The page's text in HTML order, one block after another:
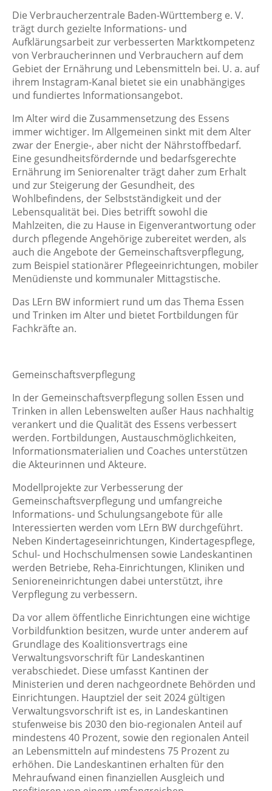
Die Verbraucherzentrale Baden-Württemberg e. V.
trägt durch gezielte Informations- und
Aufklärungsarbeit zur verbesserten Marktkompetenz
von Verbraucherinnen und Verbrauchern auf dem
Gebiet der Ernährung und Lebensmitteln bei. U. a. auf
ihrem Instagram-Kanal bietet sie ein unabhängiges
und fundiertes Informationsangebot.
Im Alter wird die Zusammensetzung des Essens
immer wichtiger. Im Allgemeinen sinkt mit dem Alter
zwar der Energie-, aber nicht der Nährstoffbedarf.
Eine gesundheitsfördernde und bedarfsgerechte
Ernährung im Seniorenalter trägt daher zum Erhalt
und zur Steigerung der Gesundheit, des
Wohlbefindens, der Selbstständigkeit und der
Lebensqualität bei. Dies betrifft sowohl die
Mahlzeiten, die zu Hause in Eigenverantwortung oder
durch pflegende Angehörige zubereitet werden, als
auch die Angebote der Gemeinschaftsverpflegung,
zum Beispiel stationärer Pflegeeinrichtungen, mobiler
Menüdienste und kommunaler Mittagstische.
Das LErn BW informiert rund um das Thema Essen
und Trinken im Alter und bietet Fortbildungen für
Fachkräfte an.
Gemeinschaftsverpflegung
In der Gemeinschaftsverpflegung sollen Essen und
Trinken in allen Lebenswelten außer Haus nachhaltig
verankert und die Qualität des Essens verbessert
werden. Fortbildungen, Austauschmöglichkeiten,
Informationsmaterialien und Coaches unterstützen
die Akteurinnen und Akteure.
Modellprojekte zur Verbesserung der
Gemeinschaftsverpflegung und umfangreiche
Informations- und Schulungsangebote für alle
Interessierten werden vom LErn BW durchgeführt.
Neben Kindertageseinrichtungen, Kindertagespflege,
Schul- und Hochschulmensen sowie Landeskantinen
werden Betriebe, Reha-Einrichtungen, Kliniken und
Senioreneinrichtungen dabei unterstützt, ihre
Verpflegung zu verbessern.
Da vor allem öffentliche Einrichtungen eine wichtige
Vorbildfunktion besitzen, wurde unter anderem auf
Grundlage des Koalitionsvertrags eine
Verwaltungsvorschrift für Landeskantinen
verabschiedet. Diese umfasst Kantinen der
Ministerien und deren nachgeordnete Behörden und
Einrichtungen. Hauptziel der seit 2024 gültigen
Verwaltungsvorschrift ist es, in Landeskantinen
stufenweise bis 2030 den bio-regionalen Anteil auf
mindestens 40 Prozent, sowie den regionalen Anteil
an Lebensmitteln auf mindestens 75 Prozent zu
erhöhen. Die Landeskantinen erhalten für den
Mehraufwand einen finanziellen Ausgleich und